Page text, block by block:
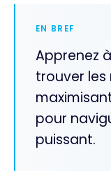
EN BREF
Apprenez
trouver les
pour
puissant.